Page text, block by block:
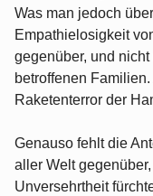
Was man jedoch
Empathielosigkeit
gegenüber, und
betroffenen
Raketenterror der
Genauso fehlt die
aller Welt
Unversehrtheit